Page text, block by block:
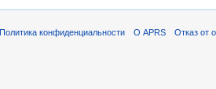
Политика конфиденциальности О APRS Отказ от